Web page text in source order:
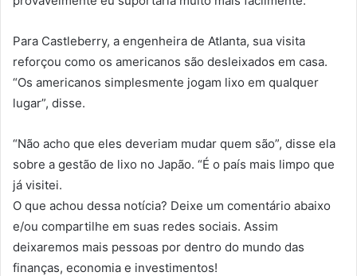
Para Castleberry, a engenheira de Atlanta, sua visita
reforçou como os americanos são desleixados em casa.
“Os americanos simplesmente jogam lixo em qualquer
lugar”, disse.
“Não acho que eles deveriam mudar quem são”, disse ela
sobre a gestão de lixo no Japão. “É o país mais limpo que
já visitei.
O que achou dessa notícia? Deixe um comentário abaixo
e/ou compartilhe em suas redes sociais. Assim
deixaremos mais pessoas por dentro do mundo das
finanças, economia e investimentos!